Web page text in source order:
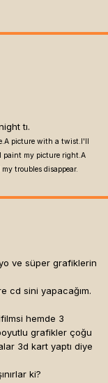
tı.
picture with a twist.I'll
paint my picture right.A
troubles disappear.
ve süper grafiklerin
cd sini yapacağım.
hemde 3
grafikler çoğu
3d kart yaptı diye
ki?